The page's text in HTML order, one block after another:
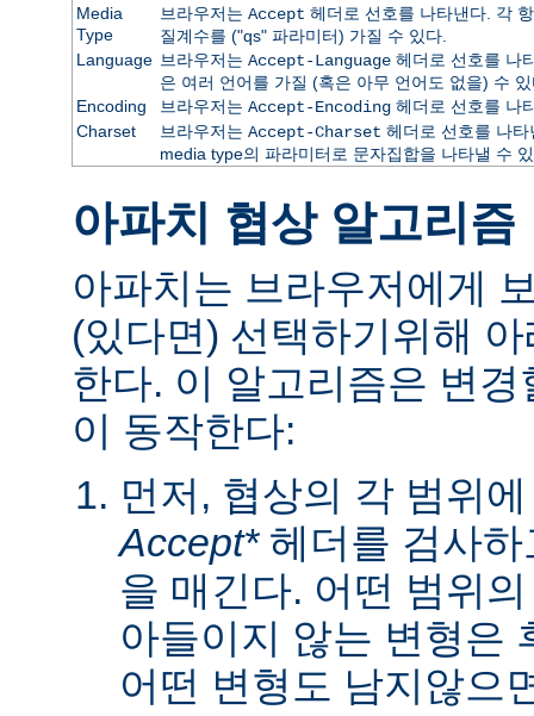
Media
Type
브라우저는 Accept 헤더로 선호를 나타낸다. 각
질계수를 ("qs" 파라미터) 가질 수 있다.
Language 브라우저는 Accept-Language헤더로 선호를 나
은 여러 언어를 가질 (혹은 아무 언어도 없을) 수
Encoding
브라우저는 Accept-Encoding헤더로 선호를 나
Charset
브라우저는 Accept-Charset 헤더로 선호를 나
media type의 파라미터로 문자집합을 나타낼 수
아파치 협상 알고리즘
아파치는 브라우저에게
(있다면) 선택하기위해
한다. 이 알고리즘은 변
이 동작한다:
먼저, 협상의 각 범위
Accept*헤더를 검사하
을 매긴다. 어떤 범위
아들이지 않는 변형은
어떤 변형도 남지않으